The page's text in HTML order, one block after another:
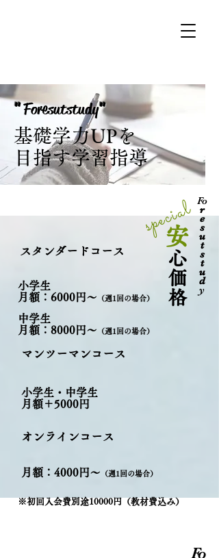
基礎学力UPを
目指す学習指導
"Foresutstudy"
Fo
r
e
s
u
t
s
t
u
d
y
安
心
価
格
小学生
​月額：6000円～ （週1回の場合）
中学生
​月額：8000円～ （週1回の場合）
小学生・中学生
​月額＋5000円
マンツーマンコース
※初回入会費別途10000円（教材費込み）
オンラインコース
​月額：4000円～ （週1回の場合）
​special
​スタンダードコース
Fo